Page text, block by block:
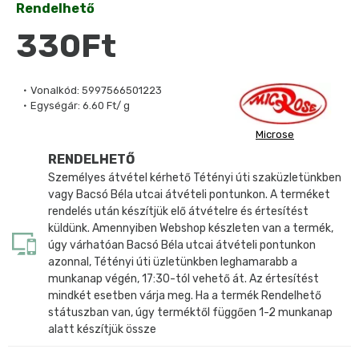
Vonalkód: 5997566501223
Egységár: 6.60 Ft/ g
Microse
Rendelhető
330Ft
RENDELHETŐ
Személyes átvétel kérhető Tétényi úti szaküzletünkben
vagy Bacsó Béla utcai átvételi pontunkon. A terméket
rendelés után készítjük elő átvételre és értesítést
küldünk. Amennyiben Webshop készleten van a termék,
úgy várhatóan Bacsó Béla utcai átvételi pontunkon
azonnal, Tétényi úti üzletünkben leghamarabb a
munkanap végén, 17:30-tól vehető át. Az értesítést
mindkét esetben várja meg. Ha a termék Rendelhető
státuszban van, úgy terméktől függően 1-2 munkanap
alatt készítjük össze